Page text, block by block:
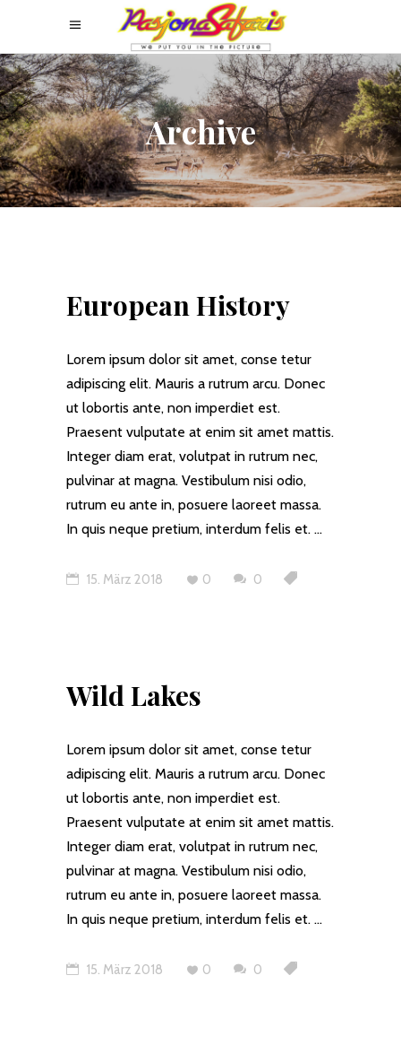
Archive
European History
Lorem ipsum dolor sit amet, conse tetur
adipiscing elit. Mauris a rutrum arcu. Donec
ut lobortis ante, non imperdiet est.
Praesent vulputate at enim sit amet mattis.
Integer diam erat, volutpat in rutrum nec,
pulvinar at magna. Vestibulum nisi odio,
rutrum eu ante in, posuere laoreet massa.
In quis neque pretium, interdum felis et.
15. März 2018 0 0
Wild Lakes
Lorem ipsum dolor sit amet, conse tetur
adipiscing elit. Mauris a rutrum arcu. Donec
ut lobortis ante, non imperdiet est.
Praesent vulputate at enim sit amet mattis.
Integer diam erat, volutpat in rutrum nec,
pulvinar at magna. Vestibulum nisi odio,
rutrum eu ante in, posuere laoreet massa.
In quis neque pretium, interdum felis et.
15. März 2018 0 0